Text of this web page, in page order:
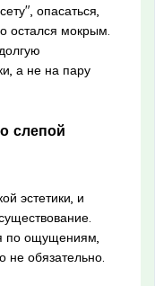
опасаться,
остался мокрым.
а не на пару
слепой
эстетики, и
по ощущениям,
не обязательно.